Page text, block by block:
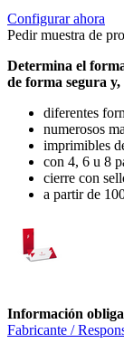
Configurar ahora
Pedir muestra de
Determina el
de forma segura
diferentes
numerosos
imprimibles
con 4, 6 u 8
cierre con
a partir de
Información
Fabricante /